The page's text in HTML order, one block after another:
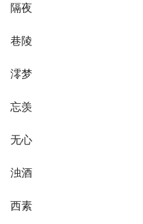
隔夜
巷陵
澪梦
忘羡
无心
浊酒
西素